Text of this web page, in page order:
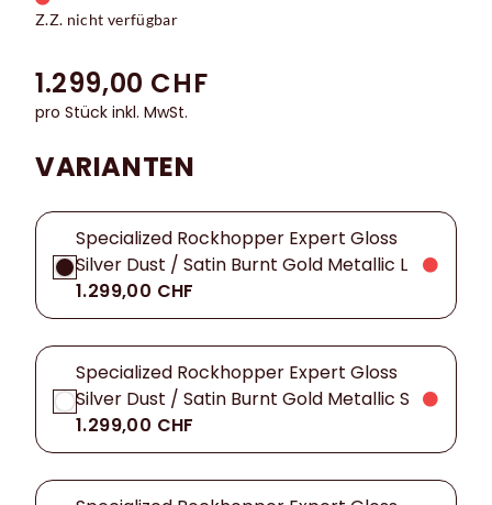
Z.Z. nicht verfügbar
1.299,00 CHF
pro Stück inkl. MwSt.
VARIANTEN
Specialized Rockhopper Expert Gloss
Silver Dust / Satin Burnt Gold Metallic L
1.299,00 CHF
Specialized Rockhopper Expert Gloss
Silver Dust / Satin Burnt Gold Metallic S
1.299,00 CHF